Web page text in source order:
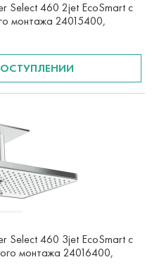
Select 460 2jet EcoSmart с
монтажа 24015400,
Select 460 3jet EcoSmart с
монтажа 24016400,